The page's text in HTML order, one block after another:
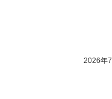
2026年